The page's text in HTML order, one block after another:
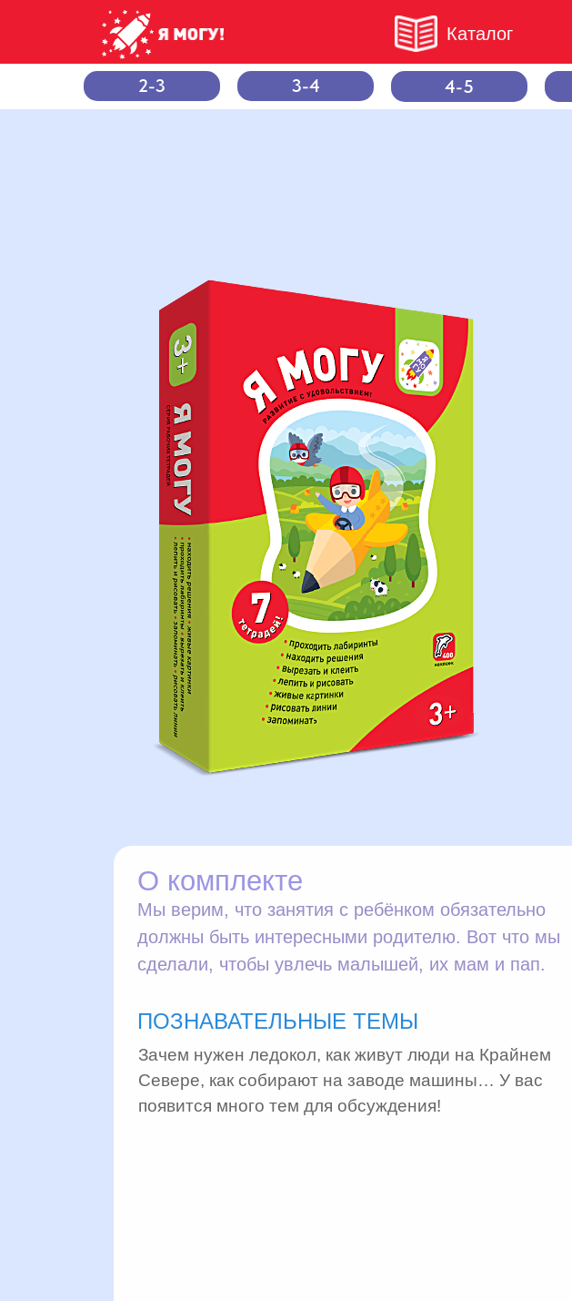
Каталог
2-3 3-4 4-5
О комплекте
ПОЗНАВАТЕЛЬНЫЕ ТЕМЫ
Зачем нужен ледокол, как живут люди на Крайнем
Севере, как собирают на заводе машины… У вас
появится много тем для обсуждения!
Мы верим, что занятия с ребёнком обязательно
должны быть интересными родителю. Вот что мы
сделали, чтобы увлечь малышей, их мам и пап.